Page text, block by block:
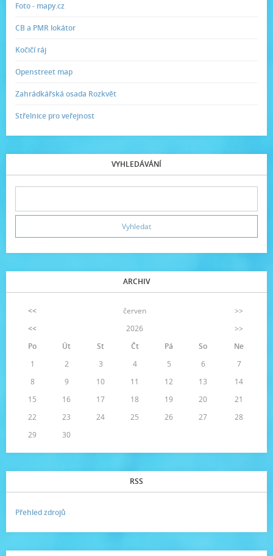
Foto - mapy.cz
CB a PMR lokátor
Kočičí ráj
Openstreet map
Zahrádkářská osada Rozkvět
Střelnice pro veřejnost
VYHLEDÁVÁNÍ
ARCHIV
<< červen
>>
<<
2026
>>
Po
Út St Čt Pá So
Ne
1
2 3 4 5 6
7
8
9 10 11 12 13
14
15
16 17 18 19 20
21
22
23 24 25 26 27
28
29
30
RSS
Přehled zdrojů